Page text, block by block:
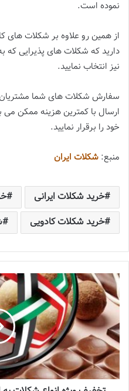
نموده است.
از همین رو علاوه بر شکلات های
دارید که شکلات های پذیرایی که به
نیز انتخاب نمایید.
سفارش شکلات های شما مشتریان
ارسال با کمترین هزینه ممکن می
خود را برقرار نمایید.
منبع: شکلات ایران
خرید شکلات ایرانی
خرید شکلات کادویی